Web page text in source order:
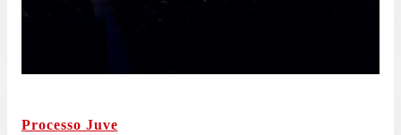
Processo Juve